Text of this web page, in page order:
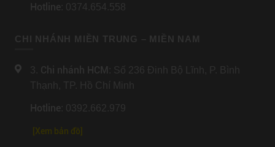
Hotline: 0374.654.558
CHI NHÁNH MIỀN TRUNG – MIỀN NAM
3. Chi nhánh HCM : Số 236 Đinh Bộ Lĩnh, P. Bình
Thạnh, TP. Hồ Chí Minh
Hotline: 0392.662.979
[Xem bản đồ]